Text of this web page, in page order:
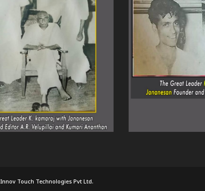
Innov Touch Technologies Pvt Ltd.